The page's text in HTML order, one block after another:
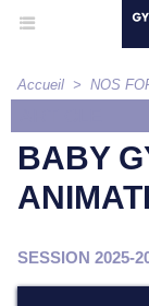
Accueil > NOS
BABY
SESSION 2025-